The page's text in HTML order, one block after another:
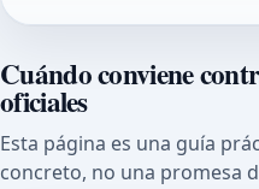
Cuándo conviene
oficiales
Esta página es una guía
concreto, no una promesa